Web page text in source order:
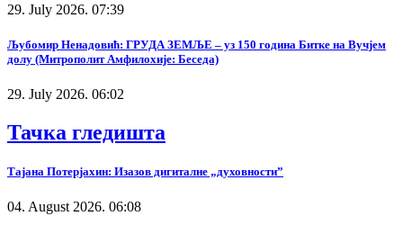
29. July 2026. 07:39
Љубомир Ненадовић: ГРУДА ЗЕМЉЕ – уз 150 година Битке на Вучјем
долу (Митрополит Амфилохије: Беседа)
29. July 2026. 06:02
Тачка гледишта
Тајана Потерјахин: Изазов дигиталне „духовности”
04. August 2026. 06:08